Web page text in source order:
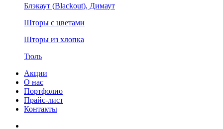
Блэкаут (Blackout), Димаут
Шторы с цветами
Шторы из хлопка
Тюль
Акции
О нас
Портфолио
Прайс-лист
Контакты